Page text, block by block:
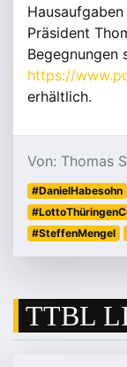
Präsident
Begegnungen
https://
erhältlich.
Von: Thomas
#DanielHabesohn
#SteffenMengel
TTBL